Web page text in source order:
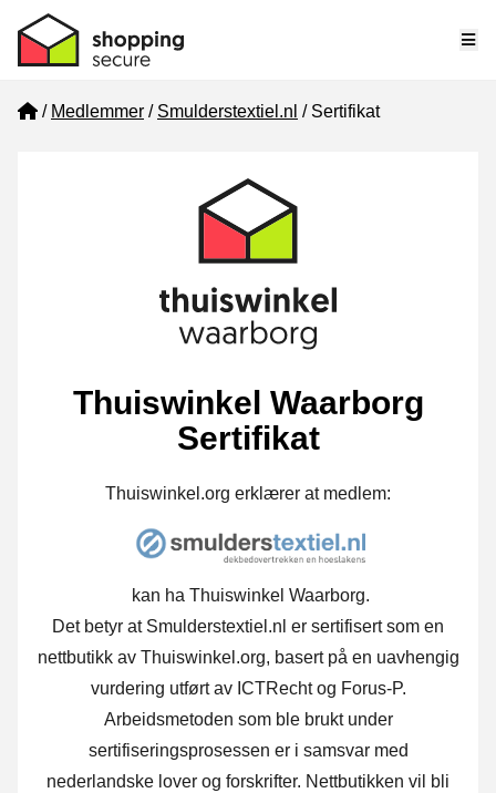
Home
Medlemmer Smulderstextiel.nl Sertifikat
Thuiswinkel Waarborg
Sertifikat
Thuiswinkel.org erklærer at medlem:
kan ha Thuiswinkel Waarborg.
Det betyr at Smulderstextiel.nl er sertifisert som en
nettbutikk av Thuiswinkel.org, basert på en uavhengig
vurdering utført av ICTRecht og Forus-P.
Arbeidsmetoden som ble brukt under
sertifiseringsprosessen er i samsvar med
nederlandske lover og forskrifter. Nettbutikken vil bli